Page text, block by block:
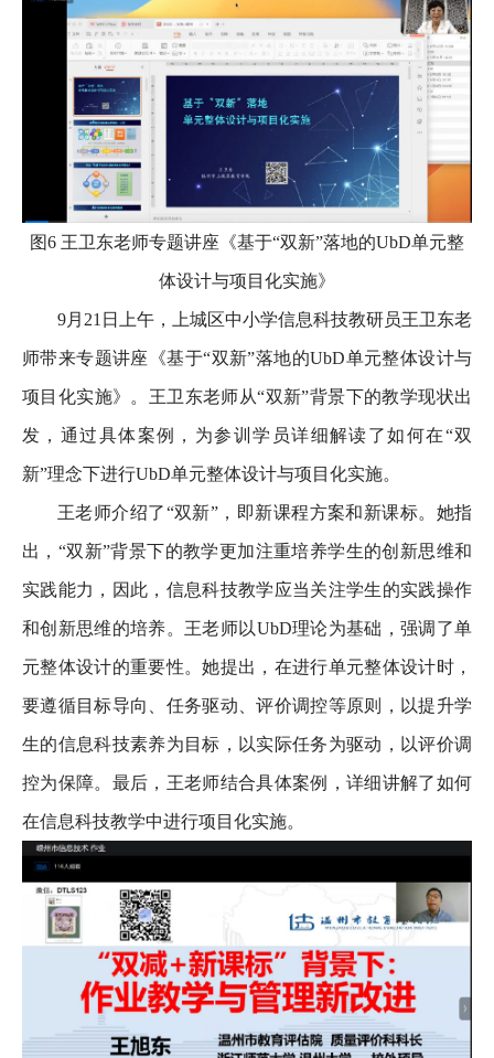
图6 王卫东老师专题讲座《基于“双新”落地的UbD单元整
体设计与项目化实施》
9月21日上午，上城区中小学信息科技教研员王卫东老
师带来专题讲座《基于“双新”落地的UbD单元整体设计与
项目化实施》。王卫东老师从“双新”背景下的教学现状出
发，通过具体案例，为参训学员详细解读了如何在“双
新”理念下进行UbD单元整体设计与项目化实施。
王老师介绍了“双新”，即新课程方案和新课标。她指
出，“双新”背景下的教学更加注重培养学生的创新思维和
实践能力，因此，信息科技教学应当关注学生的实践操作
和创新思维的培养。王老师以UbD理论为基础，强调了单
元整体设计的重要性。她提出，在进行单元整体设计时，
要遵循目标导向、任务驱动、评价调控等原则，以提升学
生的信息科技素养为目标，以实际任务为驱动，以评价调
控为保障。最后，王老师结合具体案例，详细讲解了如何
在信息科技教学中进行项目化实施。